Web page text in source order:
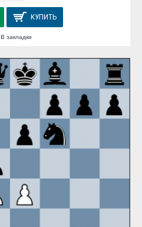
КУПИТЬ
В закладки